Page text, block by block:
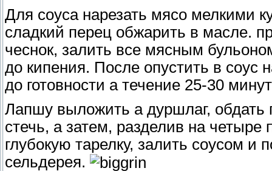
Для соуса нарезать мясо мелкими
сладкий перец обжарить в масле.
чеснок, залить все мясным
до кипения. После опустить в соус
до готовности а течение 25-30
Лапшу выложить а дуршлаг, обдать
стечь, а затем, разделив на
глубокую тарелку, залить соусом
сельдерея.